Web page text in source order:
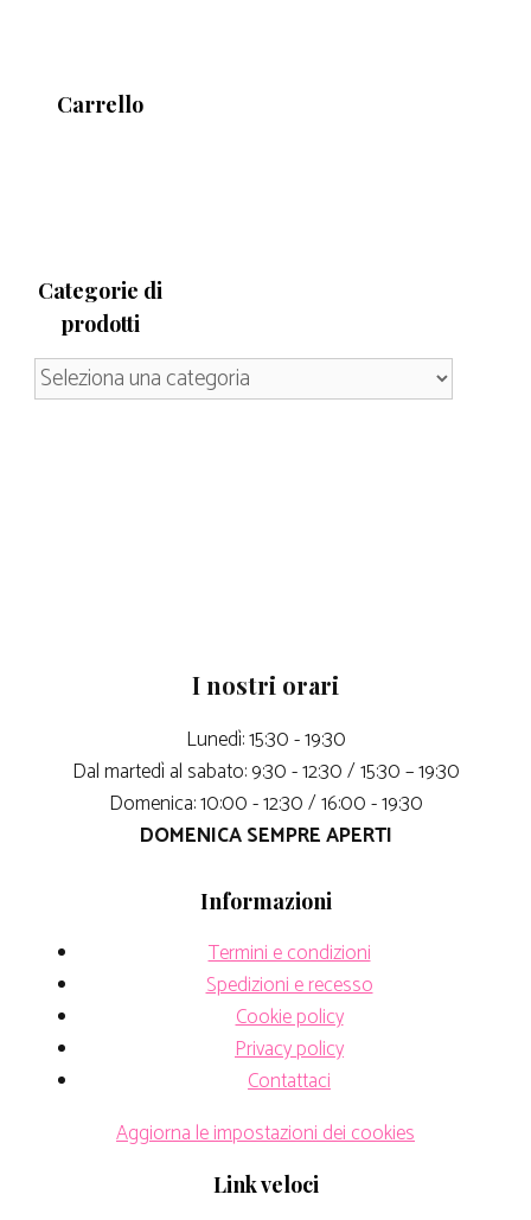
Carrello
Categorie di
prodotti
I nostri orari
Lunedì: 15:30 - 19:30
Dal martedì al sabato: 9:30 - 12:30 / 15:30 – 19:30
Domenica: 10:00 - 12:30 / 16:00 - 19:30
DOMENICA SEMPRE APERTI
Informazioni
Termini e condizioni
Spedizioni e recesso
Cookie policy
Privacy policy
Contattaci
Aggiorna le impostazioni dei cookies
Link veloci